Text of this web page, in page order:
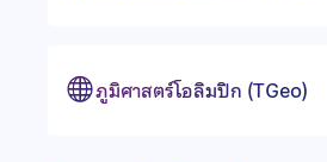
ภูมิศาสตร์โอลิมปิก (TGeo)